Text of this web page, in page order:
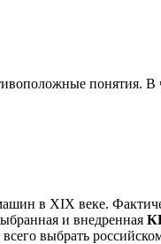
понятия. В
в ХIХ веке.
и внедренная
всего выбрать